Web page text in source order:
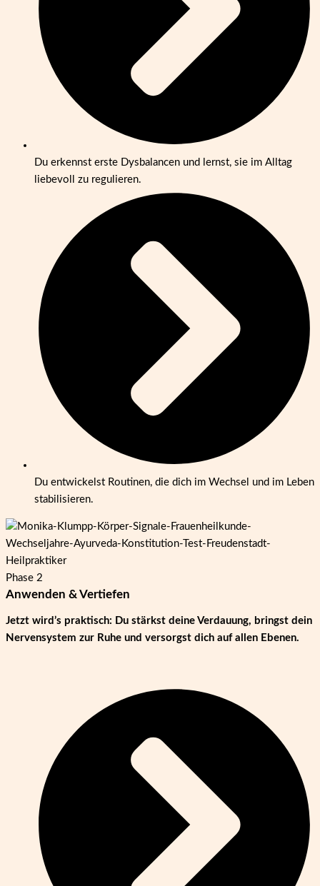
Du erkennst erste Dysbalancen und lernst, sie im Alltag
liebevoll zu regulieren.
Du entwickelst Routinen, die dich im Wechsel und im Leben
stabilisieren.
Phase 2
Anwenden & Vertiefen
Jetzt wird’s praktisch: Du stärkst deine Verdauung, bringst dein
Nervensystem zur Ruhe und versorgst dich auf allen Ebenen.